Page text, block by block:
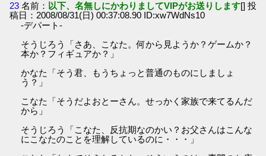
23 名前： 以下、名無しにかわりましてVIPがお送りします[] 投
稿日：2008/08/31(日) 00:37:08.90 ID:xw7WdNs10
-デパート-
そうじろう「さあ、こなた。何から見ようか？ゲームか？
本か？フィギュアか？」
かなた「そう君、もうちょっと普通のものにしましょ
う？」
こなた「そうだよおとーさん。せっかく家族で来てるんだ
から」
そうじろう「こなた、反抗期なのかい？お父さんはこんな
にこなたのことを理解しているのに・・・」